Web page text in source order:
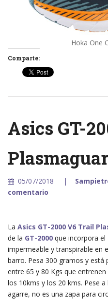
Hoka One
Comparte:
Asics GT-
05/07/2018
comentario
La Asics GT-2000 V6 Trail
de la GT-2000que incorpora el
impermeable y transpirable en
barro. Pesa 300 gramos y está
entre 65 y 80 Kgs que
los 10kms y los 20 kms. Pese
agarre, no es una zapa para